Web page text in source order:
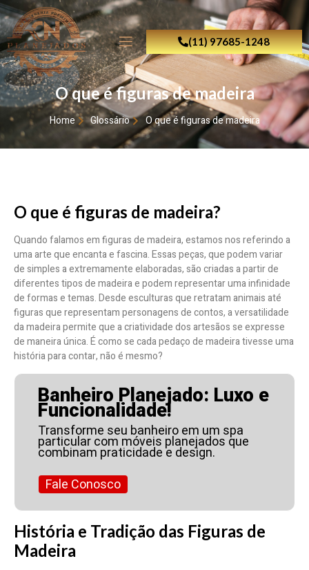
(11) 97685-1248
O que é figuras de madeira
Home Glossário O que é figuras de madeira
O que é figuras de madeira?
Quando falamos em figuras de madeira, estamos nos referindo a
uma arte que encanta e fascina. Essas peças, que podem variar
de simples a extremamente elaboradas, são criadas a partir de
diferentes tipos de madeira e podem representar uma infinidade
de formas e temas. Desde esculturas que retratam animais até
figuras que representam personagens de contos, a versatilidade
da madeira permite que a criatividade dos artesãos se expresse
de maneira única. É como se cada pedaço de madeira tivesse uma
história para contar, não é mesmo?
Banheiro Planejado: Luxo e
Funcionalidade!
Transforme seu banheiro em um spa
particular com móveis planejados que
combinam praticidade e design.
Fale Conosco
História e Tradição das Figuras de
Madeira